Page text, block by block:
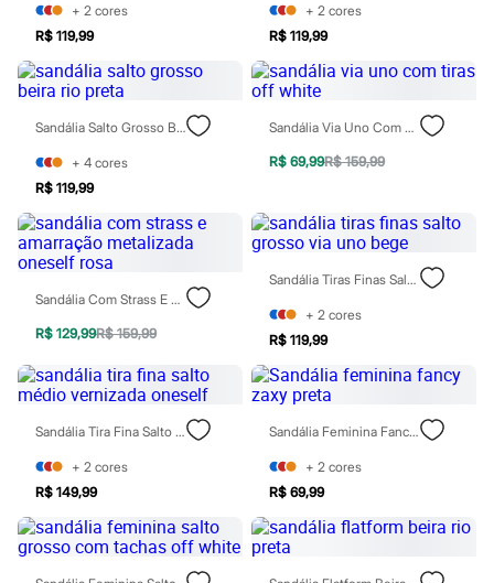
Moda esportiva
Shorts e Saias
Masculino
Em alta
Inverno
Novidades
Roupas
Bermudas
Camisas
Calças
Camisetas e Regatas
Casacos e Jaquetas
Jeans
Polos
Acessórios
Chapéus e Bonés
Cintos
Óculos
Calçados
Botas
Sapatos
Sandálias e Papetes
+ 2 cores
R$ 119,99
+ 2 cores
R$ 119,99
Sandália Salto Grosso Beira Rio Preta
+ 4 cores
R$ 119,99
Sandália Via Uno Com Tiras Off White
R$ 69,99R$ 159,99
Sandália Com Strass E Amarração Metalizada Oneself Rosa
R$ 129,99R$ 159,99
Sandália Tiras Finas Salto Grosso Via Uno Bege
+ 2 cores
R$ 119,99
Sandália Tira Fina Salto Médio Vernizada Oneself
+ 2 cores
R$ 149,99
Sandália Feminina Fancy Zaxy Preta
+ 2 cores
R$ 69,99